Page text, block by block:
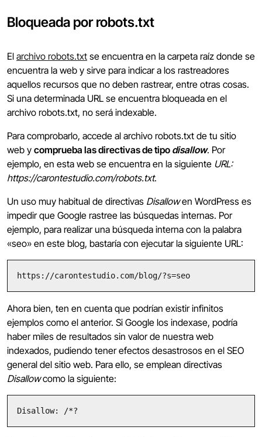
Bloqueada por robots.txt
El archivo robots.txt se encuentra en la carpeta raíz donde se
encuentra la web y sirve para indicar a los rastreadores
aquellos recursos que no deben rastrear, entre otras cosas.
Si una determinada URL se encuentra bloqueada en el
archivo robots.txt, no será indexable.
Para comprobarlo, accede al archivo robots.txt de tu sitio
web y comprueba las directivas de tipo disallow. Por
ejemplo, en esta web se encuentra en la siguiente URL:
https://carontestudio.com/robots.txt.
Un uso muy habitual de directivas Disallowen WordPress es
impedir que Google rastree las búsquedas internas. Por
ejemplo, para realizar una búsqueda interna con la palabra
«seo» en este blog, bastaría con ejecutar la siguiente URL:
https://carontestudio.com/blog/?s=seo
Ahora bien, ten en cuenta que podrían existir infinitos
ejemplos como el anterior. Si Google los indexase, podría
haber miles de resultados sin valor de nuestra web
indexados, pudiendo tener efectos desastrosos en el SEO
general del sitio web. Para ello, se emplean directivas
Disallowcomo la siguiente:
Disallow: /*?